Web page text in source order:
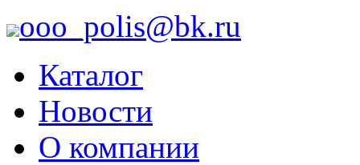
ooo_polis@bk.ru
Каталог
Новости
О компании